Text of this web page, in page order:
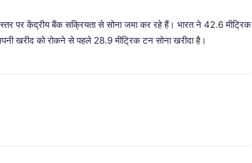
पर केंद्रीय बैंक सक्रियता से सोना जमा कर रहे हैं। भारत ने 42.6 मीट्रिक
खरीद को रोकने से पहले 28.9 मीट्रिक टन सोना खरीदा है।